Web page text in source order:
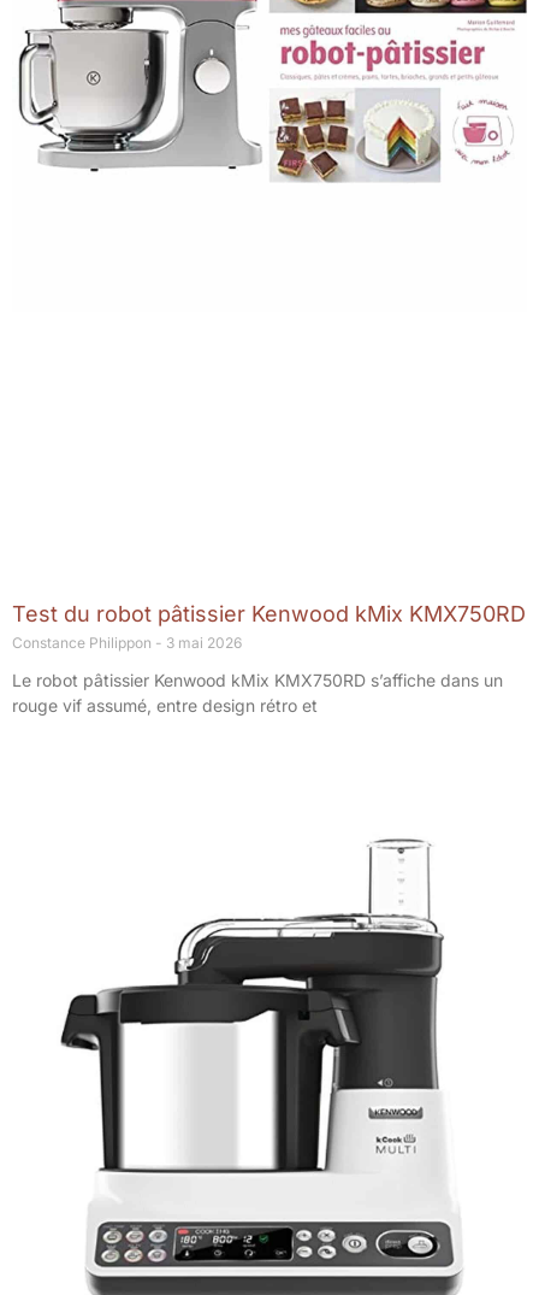
Test du robot pâtissier Kenwood kMix KMX750RD
Constance Philippon 3 mai 2026
Le robot pâtissier Kenwood kMix KMX750RD s’affiche dans un
rouge vif assumé, entre design rétro et